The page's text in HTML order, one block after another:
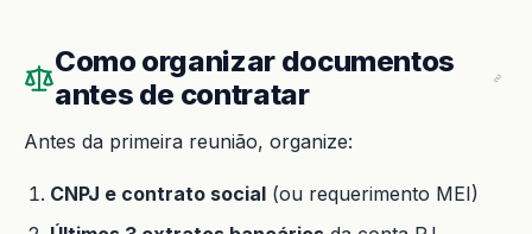
Como organizar documentos
antes de contratar
Antes da primeira reunião, organize:
CNPJ e contrato social (ou requerimento MEI)